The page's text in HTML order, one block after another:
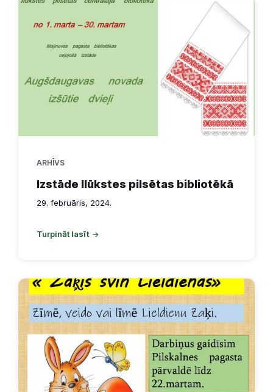
ARHĪVS
Izstāde Ilūkstes pilsētas bibliotēkā
29. februāris, 2024.
Turpināt lasīt